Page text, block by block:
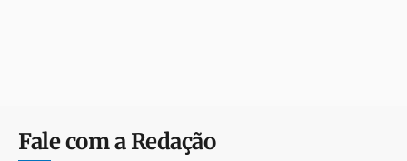
Fale com a Redação